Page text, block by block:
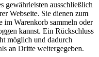
gewährleisten ausschließlich
Webseite. Sie dienen zum
im Warenkorb sammeln oder
kannst. Ein Rückschluss
möglich und dadurch
an Dritte weitergegeben.